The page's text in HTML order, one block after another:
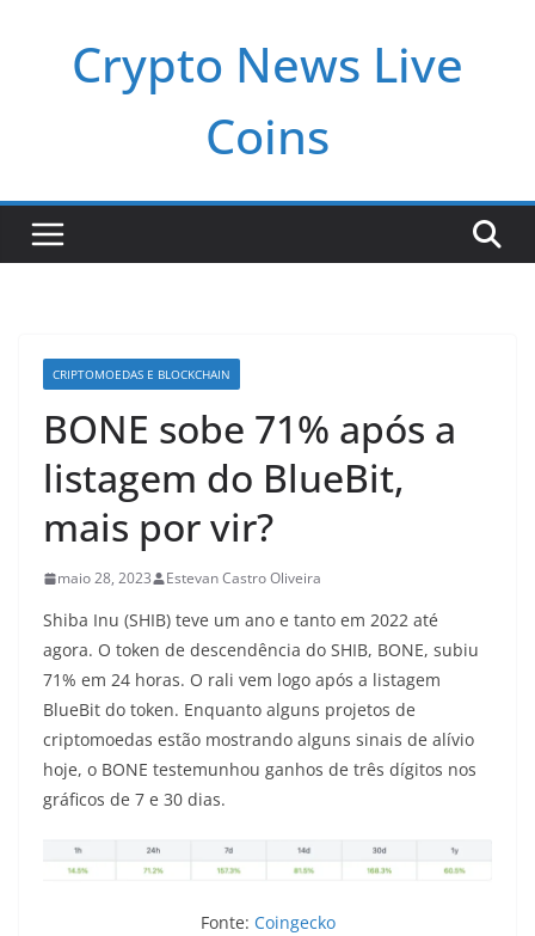
Crypto News Live
Coins
CRIPTOMOEDAS E BLOCKCHAIN
BONE sobe 71% após a
listagem do BlueBit,
mais por vir?
maio 28, 2023 Estevan Castro Oliveira
Shiba Inu (SHIB) teve um ano e tanto em 2022 até
agora. O token de descendência do SHIB, BONE, subiu
71% em 24 horas. O rali vem logo após a listagem
BlueBit do token. Enquanto alguns projetos de
criptomoedas estão mostrando alguns sinais de alívio
hoje, o BONE testemunhou ganhos de três dígitos nos
gráficos de 7 e 30 dias.
Fonte: Coingecko